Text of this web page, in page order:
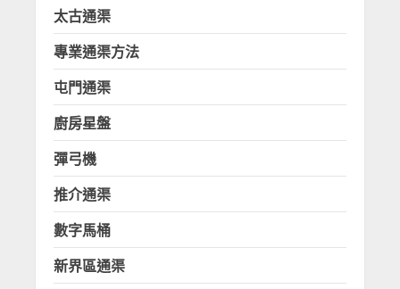
太古通渠
專業通渠方法
屯門通渠
廚房星盤
彈弓機
推介通渠
數字馬桶
新界區通渠